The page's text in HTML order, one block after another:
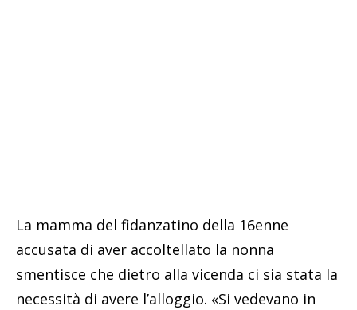
La mamma del fidanzatino della 16enne
accusata di aver accoltellato la nonna
smentisce che dietro alla vicenda ci sia stata la
necessità di avere l’alloggio. «Si vedevano in